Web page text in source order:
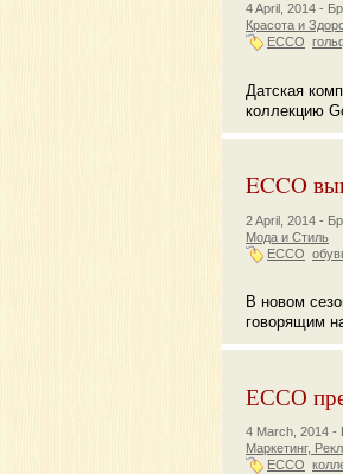
4 April, 2014 -
Красота и
ECCO
Датская
коллекцию
ECCO
2 April, 2014 -
Мода и Стиль
ECCO
В новом
говорящим
ЕССО
4 March, 2014 -
Маркетинг,
ECCO